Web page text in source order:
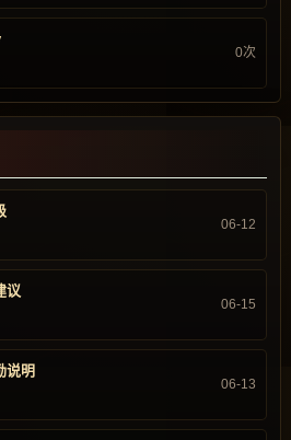
0次
06-12
议
06-15
说明
06-13